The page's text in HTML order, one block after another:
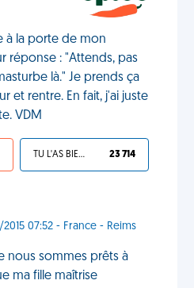
à la porte de mon
réponse : "Attends, pas
là." Je prends ça
et rentre. En fait, j'ai juste
VDM
TU L'AS BIEN MÉRITÉ 23 714
07:52 - France - Reims
nous sommes prêts à
ma fille maîtrise